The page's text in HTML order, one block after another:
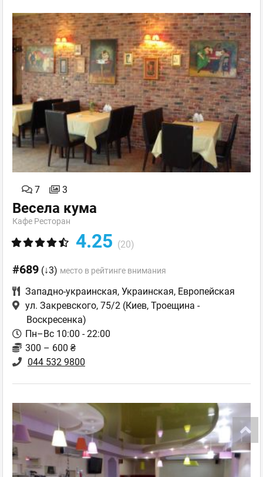
7 3
Весела кума
Кафе Ресторан
4.25 (20)
#689 (↓3) место в рейтинге внимания
Западно-украинская, Украинская, Европейская
ул. Закревского, 75/2 (Киев, Троещина -
Воскресенка)
Пн–Вс 10:00 - 22:00
300 – 600 ₴
044 532 9800